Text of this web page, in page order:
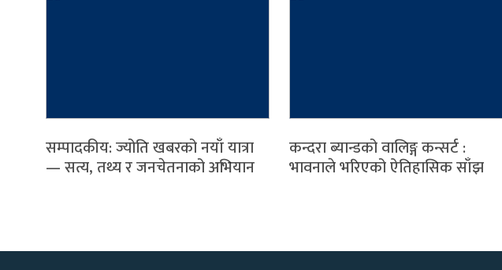
सम्पादकीय: ज्योति खबरको नयाँ यात्रा
— सत्य, तथ्य र जनचेतनाको अभियान
कन्दरा ब्यान्डको वालिङ्ग कन्सर्ट :
भावनाले भरिएको ऐतिहासिक साँझ